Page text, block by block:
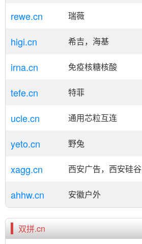
rewe.cn 瑞薇
higi.cn 希吉，海基
irna.cn 免疫核糖核酸
tefe.cn 特菲
ucle.cn 通用芯粒互连
yeto.cn 野兔
xagg.cn 西安广告，西安硅谷
ahhw.cn 安徽户外
双拼.cn